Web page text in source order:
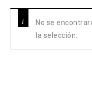
No se
la selección.